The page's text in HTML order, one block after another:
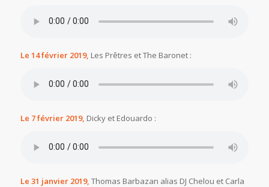
Le 14 février 2019, Les Prêtres et The Baronet :
Le 7 février 2019, Dicky et Edouardo :
Le 31 janvier 2019, Thomas Barbazan alias DJ Chelou et Carla